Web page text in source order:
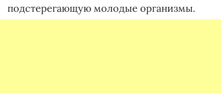
подстерегающую молодые организмы.